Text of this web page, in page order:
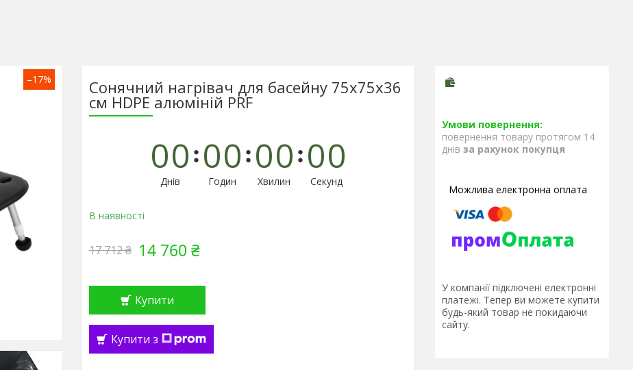
–17% Сонячний нагрівач для басейну 75x75x36
см HDPE алюміній PRF
00
Днів
00
Годин
00
Хвилин
00
Секунд
В наявності
17 712 ₴ 14 760 ₴
Купити
Купити з
повернення товару протягом 14
днів за рахунок покупця
У компанії підключені електронні
платежі. Тепер ви можете купити
будь-який товар не покидаючи
сайту.